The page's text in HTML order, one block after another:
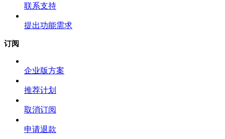
联系支持
提出功能需求
订阅
企业版方案
推荐计划
取消订阅
申请退款